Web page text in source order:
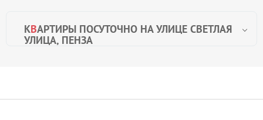
КВАРТИРЫ ПОСУТОЧНО НА УЛИЦЕ СВЕТЛАЯ
УЛИЦА, ПЕНЗА